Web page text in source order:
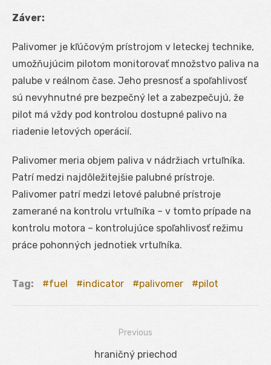
Záver:
Palivomer je kľúčovým prístrojom v leteckej technike,
umožňujúcim pilotom monitorovať množstvo paliva na
palube v reálnom čase. Jeho presnosť a spoľahlivosť
sú nevyhnutné pre bezpečný let a zabezpečujú, že
pilot má vždy pod kontrolou dostupné palivo na
riadenie letových operácií.
Palivomer meria objem paliva v nádržiach vrtuľníka.
Patrí medzi najdôležitejšie palubné prístroje.
Palivomer patrí medzi letové palubné prístroje
zamerané na kontrolu vrtuľníka – v tomto prípade na
kontrolu motora – kontrolujúce spoľahlivosť režimu
práce pohonných jednotiek vrtuľníka.
Tag: fuel indicator palivomer pilot
Previous
Previous
hraničný priechod